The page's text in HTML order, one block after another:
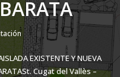
EXISTENTE Y NUEVA
Cugat del Vallès –